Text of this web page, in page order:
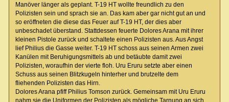
Manöver länger als geplant. T-19 HT wollte freundlich zu den
Polizisten sein und sprach sie an. Das kam aber gar nicht gut an und
so eröffneten die diese das Feuer auf T-19 HT, der dies aber
unbeschadet überstand. Stattdessen feuerte Dolores Arana mit ihrer
kleinen Pistole zurück und schaltete einen Polizisten aus. Aus Angst
lief Philius die Gasse weiter. T-19 HT schoss aus seinen Armen zwei
Kanülen mit Beruhigungsmittels ab und betäubte damit zwei
Polizisten, woraufhin der vierte floh. Uru Eruru setzte aber einen
Schuss aus seinen Blitzkugeln hinterher und brutzelte dem
fliehenden Polizisten das Hirn.
Dolores Arana pfiff Philius Tomson zurück. Gemeinsam mit Uru Eruru
nahm sie die Uniformen der Polizisten als mögliche Tarnung an sich.